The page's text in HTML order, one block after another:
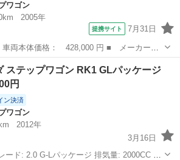
ワゴン
2005年
提携サイト 7月31日
ステップワゴン ■ グレード名： Ｇ
： 2000cc ■ ドア枚数： 5D ■ ミッショ
ップワゴン
ステップワゴン RK1 GLパッケージ
円
ン決済
ワゴン
2012年
3月16日
ド: 2.0 G-Lパッケージ 排気量: 2000CC 年